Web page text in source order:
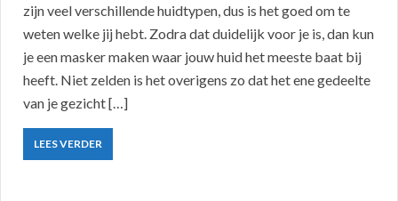
zijn veel verschillende huidtypen, dus is het goed om te
weten welke jij hebt. Zodra dat duidelijk voor je is, dan kun
je een masker maken waar jouw huid het meeste baat bij
heeft. Niet zelden is het overigens zo dat het ene gedeelte
van je gezicht […]
LEES VERDER